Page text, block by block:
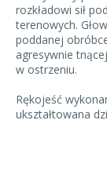
rozkładowi sił
terenowych.
poddanej
agresywnie
w ostrzeniu.
Rękojeść
ukształtowana
solidny jelec.
przewleczenia